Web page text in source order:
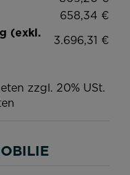
658,34 €
(exkl.
3.696,31 €
zzgl. 20% USt.